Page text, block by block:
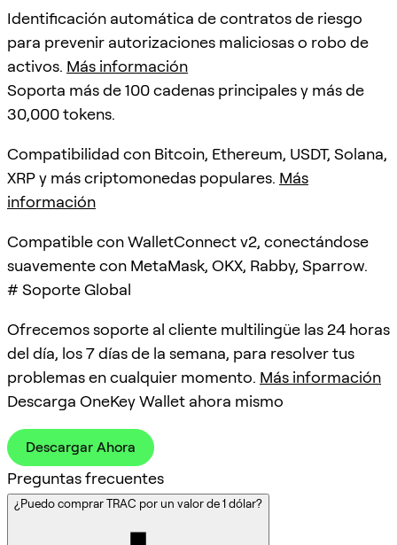
Identificación automática de contratos de riesgo
para prevenir autorizaciones maliciosas o robo de
activos. Más información
Soporta más de 100 cadenas principales y más de
30,000 tokens.
Compatibilidad con Bitcoin, Ethereum, USDT, Solana,
XRP y más criptomonedas populares. Más
información
Compatible con WalletConnect v2, conectándose
suavemente con MetaMask, OKX, Rabby, Sparrow.
# Soporte Global
Ofrecemos soporte al cliente multilingüe las 24 horas
del día, los 7 días de la semana, para resolver tus
problemas en cualquier momento. Más información
Descarga OneKey Wallet ahora mismo
Descargar Ahora
Preguntas frecuentes
¿Puedo comprar TRAC por un valor de 1 dólar?